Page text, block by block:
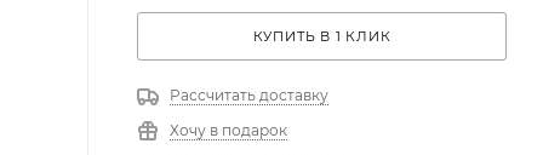
КУПИТЬ В 1 КЛИК
Рассчитать доставку
Хочу в подарок